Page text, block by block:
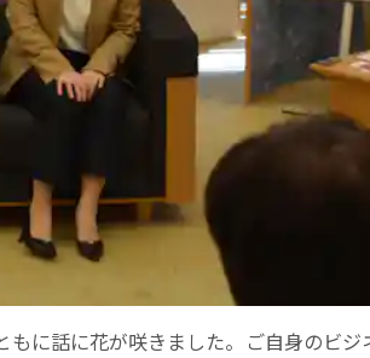
に話に花が咲きました。ご自身のビ